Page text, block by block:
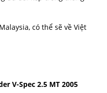
có thể sẽ về Việt
V-Spec 2.5 MT 2005